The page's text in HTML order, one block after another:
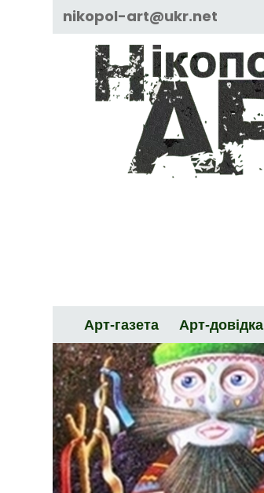
nikopol-art@ukr.net
Арт-газета Арт-довідка